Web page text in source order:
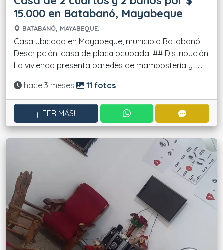
15.000 en Batabanó, Mayabeque
BATABANÓ, MAYABEQUE.
Casa ubicada en Mayabeque, municipio Batabanó.
Descripción: casa de placa ocupada. ## Distribución
La vivienda presenta paredes de mampostería y t....
Actualizado:
hace 3 meses 11 fotos
¡LEER MÁS! CONTACTAR POR